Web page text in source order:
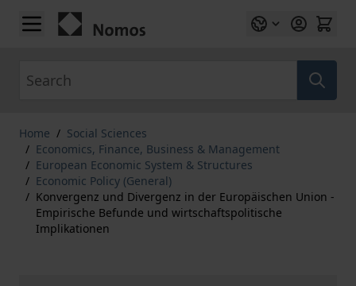
Skip to Content
Home / Social Sciences
/ Economics, Finance, Business & Management
/ European Economic System & Structures
/ Economic Policy (General)
/ Konvergenz und Divergenz in der Europäischen Union -
Empirische Befunde und wirtschaftspolitische
Implikationen